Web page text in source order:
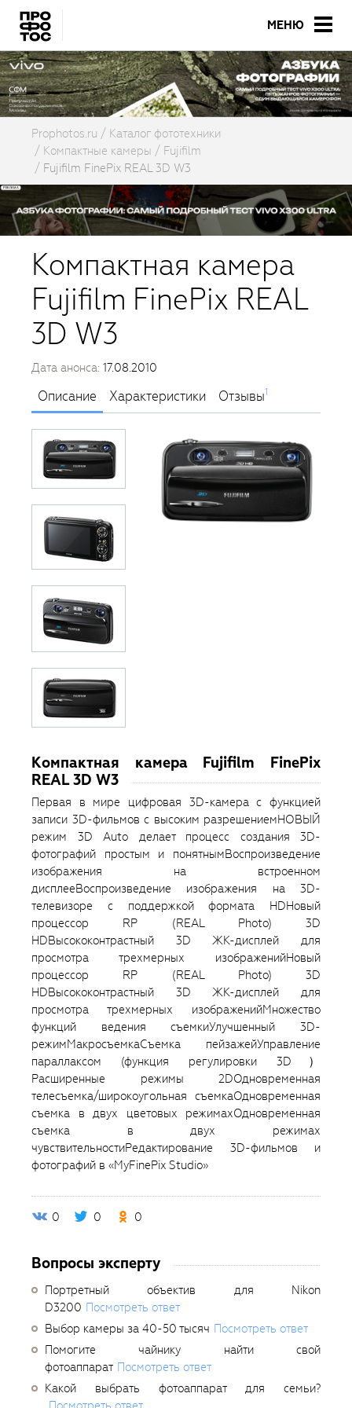
МЕНЮ
Prophotos.ru
Каталог фототехники
Компактные камеры
Fujifilm
Fujifilm FinePix REAL 3D W3
Компактная камера
Fujifilm FinePix REAL
3D W3
Дата анонса: 17.08.2010
Описание Характеристики Отзывы1
Компактная камера Fujifilm FinePix
REAL 3D W3
Первая в мире цифровая 3D-камера с функцией
записи 3D-фильмов с высоким разрешениемНОВЫЙ
режим 3D Auto делает процесс создания 3D-
фотографий простым и понятнымВоспроизведение
изображения на встроенном
дисплееВоспроизведение изображения на 3D-
телевизоре с поддержкой формата HDНовый
процессор RP (REAL Photo) 3D
HDВысококонтрастный 3D ЖК-дисплей для
просмотра трехмерных изображенийНовый
процессор RP (REAL Photo) 3D
HDВысококонтрастный 3D ЖК-дисплей для
просмотра трехмерных изображенийМножество
функций ведения съемкиУлучшенный 3D-
режимМакросъемкаСъемка пейзажейУправление
параллаксом (функция регулировки 3D）
Расширенные режимы 2DОдновременная
телесъемка/широкоугольная съемкаОдновременная
съемка в двух цветовых режимахОдновременная
съемка в двух режимах
чувствительностиРедактирование 3D-фильмов и
фотографий в «MyFinePix Studio»
0 0 0
Вопросы эксперту
Портретный объектив для Nikon
D3200 Посмотреть ответ
Выбор камеры за 40-50 тысяч Посмотреть ответ
Помогите чайнику найти свой
фотоаппарат Посмотреть ответ
Какой выбрать фотоаппарат для семьи?